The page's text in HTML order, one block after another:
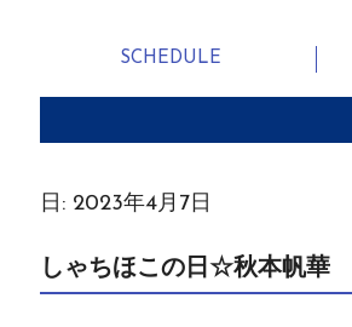
SCHEDULE
日: 2023年4月7日
しゃちほこの日☆秋本帆華